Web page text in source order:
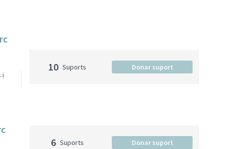
i
10 Suports Donar suport
6 Suports Donar suport